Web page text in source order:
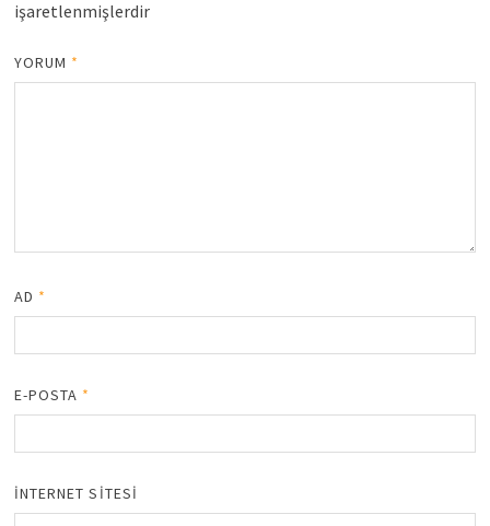
işaretlenmişlerdir
YORUM *
AD *
E-POSTA *
İNTERNET SITESI